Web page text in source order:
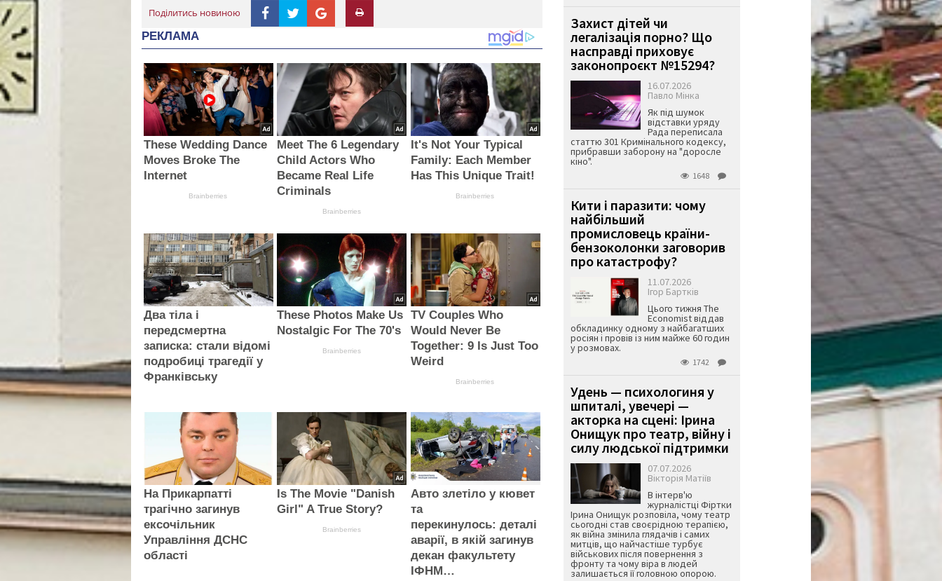
Поділитись новиною
РЕКЛАМА
These Wedding Dance
Moves Broke The
Internet
Brainberries
Meet The 6 Legendary
Child Actors Who
Became Real Life
Criminals
Brainberries
It's Not Your Typical
Family: Each Member
Has This Unique Trait!
Brainberries
Два тіла і
передсмертна
записка: стали відомі
подробиці трагедії у
Франківську
These Photos Make Us
Nostalgic For The 70's
Brainberries
TV Couples Who
Would Never Be
Together: 9 Is Just Too
Weird
Brainberries
На Прикарпатті
трагічно загинув
ексочільник
Управління ДСНС
області
Is The Movie "Danish
Girl" A True Story?
Brainberries
Авто злетіло у кювет
та
перекинулось: деталі
аварії, в якій загинув
декан факультету
ІФНМ…
Захист дітей чи
легалізація порно? Що
насправді приховує
законопроєкт №15294?
16.07.2026
Павло Мінка
Як під шумок
відставки уряду
Рада переписала
статтю 301 Кримінального кодексу,
прибравши заборону на "доросле
кіно".
1648
Кити і паразити: чому
найбільший
промисловець країни-
бензоколонки заговорив
про катастрофу?
11.07.2026
Ігор Бартків
Цього тижня The
Economist віддав
обкладинку одному з найбагатших
росіян і провів із ним майже 60 годин
у розмовах.
1742
Удень — психологиня у
шпиталі, увечері —
акторка на сцені: Ірина
Онищук про театр, війну і
силу людської підтримки
07.07.2026
Вікторія Матіїв
В інтерв'ю
журналістці Фіртки
Ірина Онищук розповіла, чому театр
сьогодні став своєрідною терапією,
як війна змінила глядачів і самих
митців, що найчастіше турбує
військових після повернення з
фронту та чому віра в людей
залишається її головною опорою.